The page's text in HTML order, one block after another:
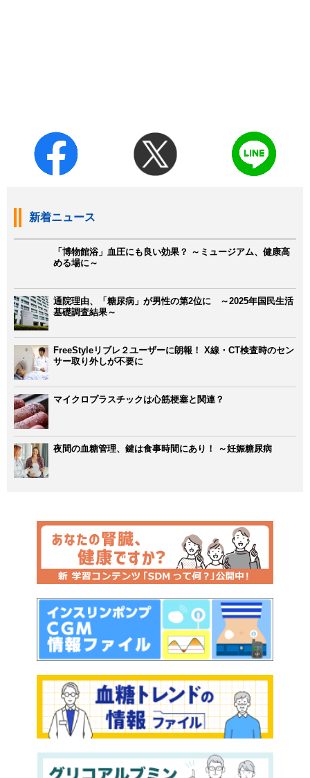
新着ニュース
「博物館浴」血圧にも良い効果？ ～ミュージアム、健康高
める場に～
通院理由、「糖尿病」が男性の第2位に ～2025年国民生活
基礎調査結果～
FreeStyleリブレ２ユーザーに朗報！ X線・CT検査時のセン
サー取り外しが不要に
マイクロプラスチックは心筋梗塞と関連？
夜間の血糖管理、鍵は食事時間にあり！ ～妊娠糖尿病